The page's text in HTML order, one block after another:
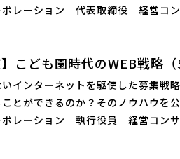
ポレーション 代表取締役 経営
ども園時代のWEB戦略（
インターネットを駆使した募集戦
とができるのか？そのノウハウを公
ポレーション 執行役員 経営コン